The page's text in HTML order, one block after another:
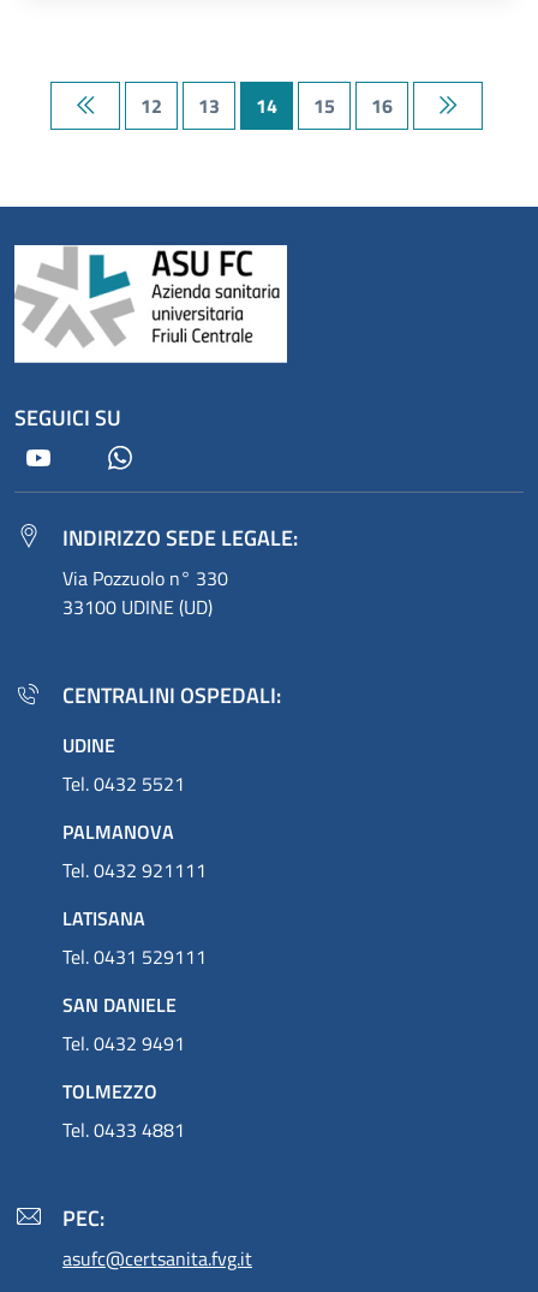
Prima pagina
12 13 14 15 16 Ultima
SEGUICI SU
Youtube
INDIRIZZO SEDE LEGALE:
Via Pozzuolo n° 330
33100 UDINE (UD)
CENTRALINI OSPEDALI:
UDINE
Tel. 0432 5521
PALMANOVA
Tel. 0432 921111
LATISANA
Tel. 0431 529111
SAN DANIELE
Tel. 0432 9491
TOLMEZZO
Tel. 0433 4881
PEC:
asufc@certsanita.fvg.it